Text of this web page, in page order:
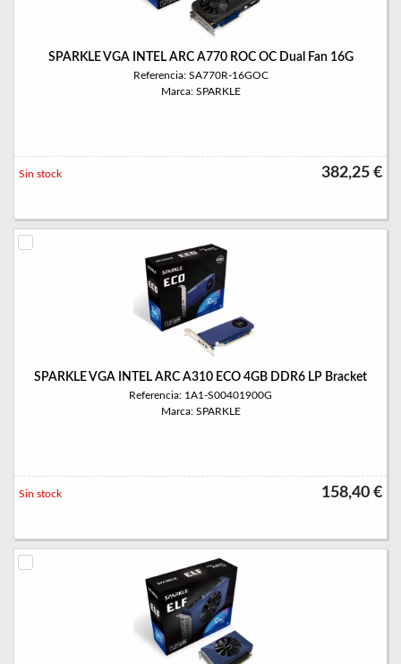
SPARKLE VGA INTEL ARC A770 ROC OC Dual Fan 16G
Referencia: SA770R-16GOC
Marca: SPARKLE
382,25 €
Sin stock
SPARKLE VGA INTEL ARC A310 ECO 4GB DDR6 LP Bracket
Referencia: 1A1-S00401900G
Marca: SPARKLE
158,40 €
Sin stock